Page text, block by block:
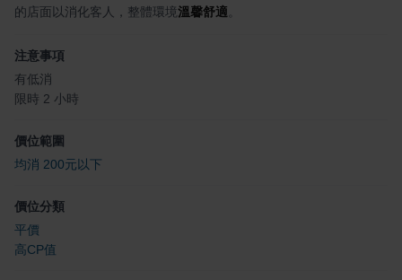
的店面以消化客人，整體環境溫馨舒適
注意事項
有低消
限時 2 小時
價位範圍
均消 200元以下
價位分類
平價
高CP值